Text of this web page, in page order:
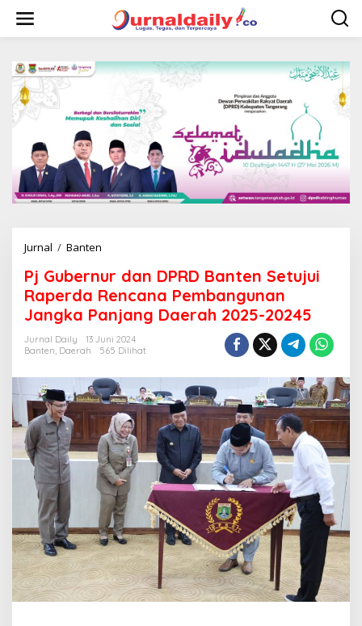
w
Jurnal / Banten
G
u
b
e
n
r
d
a
n
D
P
R
D
B
n
t
e
n
S
e
Pj Gubernur dan DPRD Banten Setujui
Raperda Rencana Pembangunan
Jangka Panjang Daerah 2025-20245
Jurnal Daily
13 Juni 2024
Banten Daerah 565 Dilihat